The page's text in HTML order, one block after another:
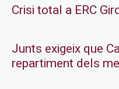
Crisi total a ERC
Junts exigeix que
repartiment dels